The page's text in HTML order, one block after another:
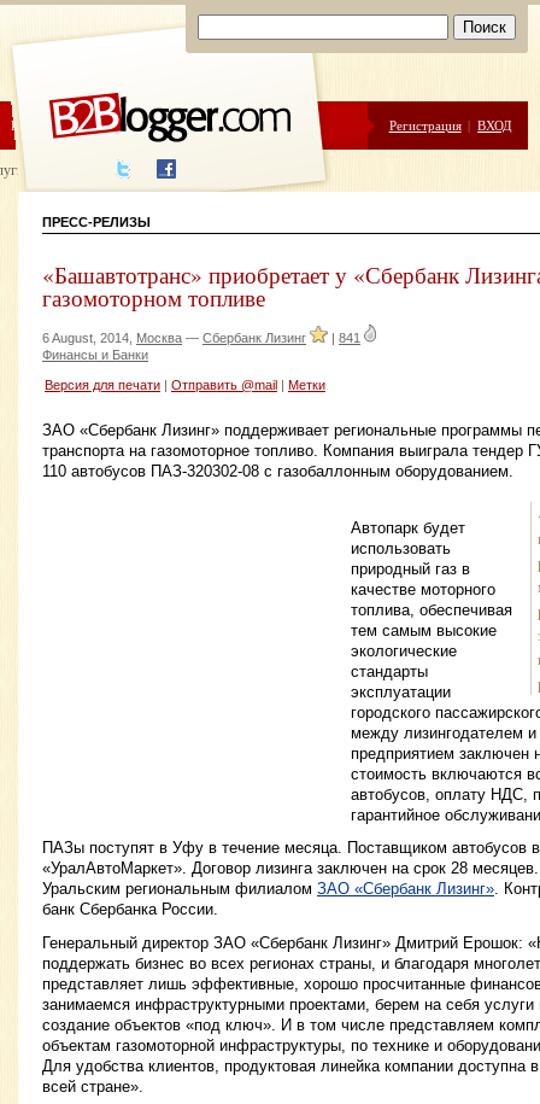
ЦЕНЫ ПОМОЩЬ Регистрация | ВХОД
написания
ПРЕСС-РЕЛИЗЫ
«Башавтотранс» приобретает у «Сбербанк
газомоторном топливе
6 August, 2014, Москва — Сбербанк Лизинг | 841
Финансы и Банки
Версия для печати Отправить @mail Метки
ЗАО «Сбербанк Лизинг» поддерживает региональные программы
транспорта на газомоторное топливо. Компания выиграла тендер
110 автобусов ПАЗ-320302-08 с газобаллонным оборудованием.
Автопарк будет
использовать
природный газ в
качестве моторного
топлива, обеспечивая
тем самым высокие
экологические
стандарты
эксплуатации
городского
между лизингодателем
предприятием заключен
стоимость включаются
автобусов, оплату НДС,
гарантийное
ПАЗы поступят в Уфу в течение месяца. Поставщиком автобусов
«УралАвтоМаркет». Договор лизинга заключен на срок 28
Уральским региональным филиалом ЗАО «Сбербанк Лизинг».
банк Сбербанка России.
Генеральный директор ЗАО «Сбербанк Лизинг» Дмитрий Ерошок:
поддержать бизнес во всех регионах страны, и благодаря
представляет лишь эффективные, хорошо просчитанные
занимаемся инфраструктурными проектами, берем на себя
создание объектов «под ключ». И в том числе представляем
объектам газомоторной инфраструктуры, по технике и
Для удобства клиентов, продуктовая линейка компании доступна
всей стране».